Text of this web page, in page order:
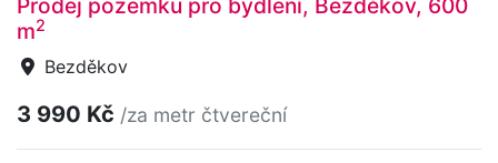
Prodej pozemku pro bydlení, Bezděkov, 600
m2
Bezděkov
3 990 Kč /za metr čtvereční